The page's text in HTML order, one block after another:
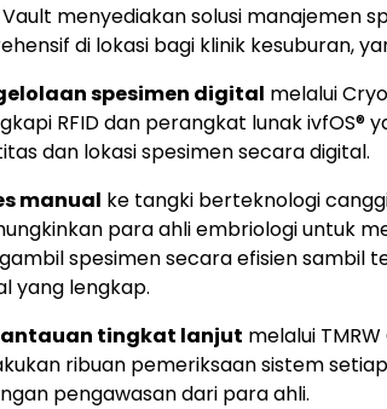
Vault menyediakan solusi manajemen
di lokasi bagi klinik kesuburan,
spesimen digital melalui
RFID dan perangkat lunak ivfOS®
dan lokasi spesimen secara digital.
manual ke tangki berteknologi
para ahli embriologi untuk
spesimen secara efisien sambil
yang lengkap.
tingkat lanjut melalui
ribuan pemeriksaan sistem
pengawasan dari para ahli.